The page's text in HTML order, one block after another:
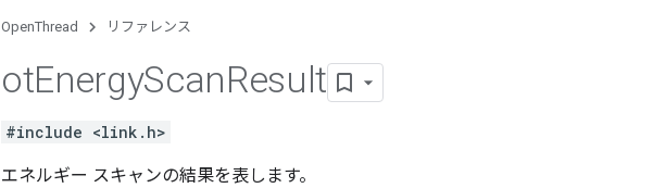
OpenThread リファレンス
otEnergyScanResult
#include <link.h>
エネルギー スキャンの結果を表します。